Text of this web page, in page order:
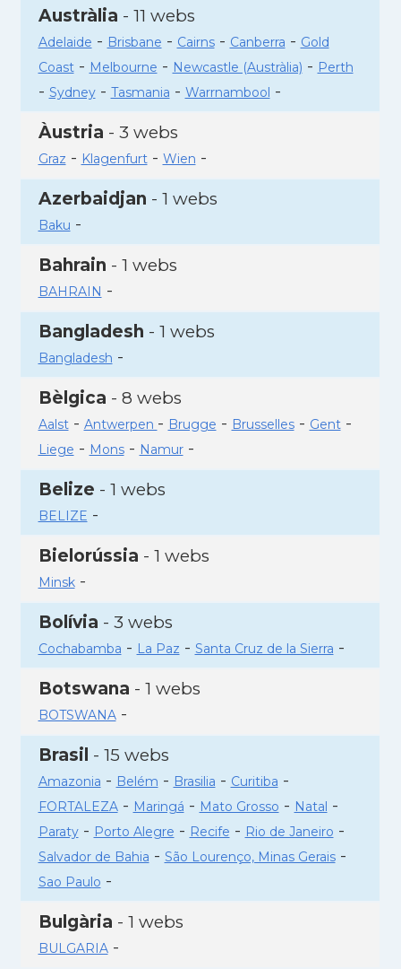
Austràlia - 11 webs
Adelaide - Brisbane - Cairns- Canberra - Gold
Coast- Melbourne - Newcastle (Austràlia) - Perth
- Sydney- Tasmania - Warrnambool -
Àustria - 3 webs
Graz - Klagenfurt- Wien -
Azerbaidjan - 1 webs
Baku -
Bahrain - 1 webs
BAHRAIN -
Bangladesh - 1 webs
Bangladesh -
Bèlgica - 8 webs
Aalst- Antwerpen - Brugge - Brusselles- Gent-
Liege - Mons- Namur-
Belize - 1 webs
BELIZE -
Bielorússia - 1 webs
Minsk-
Bolívia - 3 webs
Cochabamba - La Paz - Santa Cruz de la Sierra -
Botswana - 1 webs
BOTSWANA-
Brasil - 15 webs
Amazonia - Belém - Brasilia - Curitiba -
FORTALEZA- Maringá - Mato Grosso - Natal -
Paraty- Porto Alegre - Recife - Rio de Janeiro -
Salvador de Bahia - São Lourenço, Minas Gerais-
Sao Paulo -
Bulgària - 1 webs
BULGARIA-